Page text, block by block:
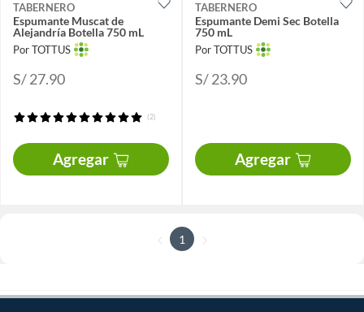
TABERNERO
Espumante Muscat de
Alejandría Botella 750 mL
Por TOTTUS
S/ 27.90
(2)
Agregar
TABERNERO
Espumante Demi Sec Botella
750 mL
Por TOTTUS
S/ 23.90
Agregar
1